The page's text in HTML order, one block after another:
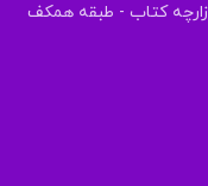
کتاب - طبقه همکف